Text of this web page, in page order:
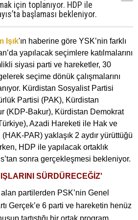
için toplanıyor. HDP ile
başlaması bekleniyor.
Işık'ın haberine göre YSK’nin farklı
yapılacak seçimlere katılmalarını
siyasi parti ve hareketler, 30
seçime dönük çalışmalarını
Kürdistan Sosyalist Partisi
Partisi (PAK), Kürdistan
(KDP-Bakur), Kürdistan Demokrat
Azadi Hareketi ile Hak ve
PAR) yaklaşık 2 aydır yürüttüğü
HDP ile yapılacak ortaklık
sonra gerçekleşmesi bekleniyor.
SÜRDÜRECEĞİZ'
partilerden PSK’nin Genel
Gerçek’e 6 parti ve hareketin henüz
tartıştığı bir ortak program